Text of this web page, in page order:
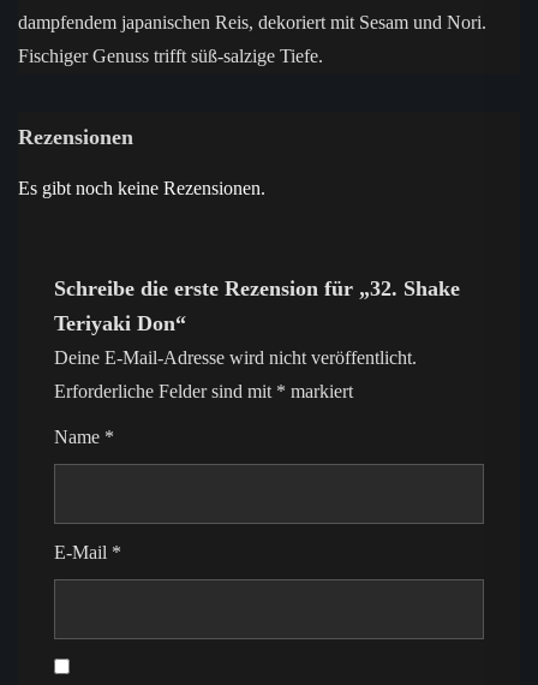
dampfendem japanischen Reis, dekoriert mit Sesam und Nori.
Fischiger Genuss trifft süß-salzige Tiefe.
Rezensionen
Es gibt noch keine Rezensionen.
Schreibe die erste Rezension für „32. Shake
Teriyaki Don“
Deine E-Mail-Adresse wird nicht veröffentlicht.
Erforderliche Felder sind mit * markiert
Name *
E-Mail *